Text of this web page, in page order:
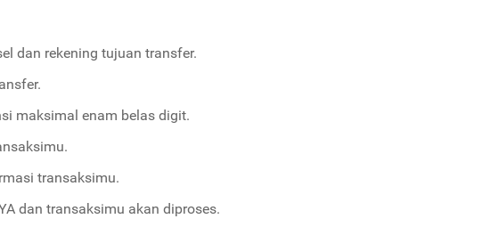
dan rekening tujuan transfer.
maksimal enam belas digit.
transaksimu.
dan transaksimu akan diproses.